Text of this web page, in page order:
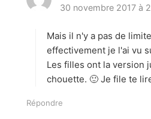
i
:
30 novembre 2017 à
Mais il n'y a pas de
effectivement je l'ai vu
Les filles ont la version
chouette. 🙂 Je file te
Répondre